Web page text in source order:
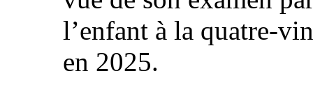
l’enfant à la
en 2025.